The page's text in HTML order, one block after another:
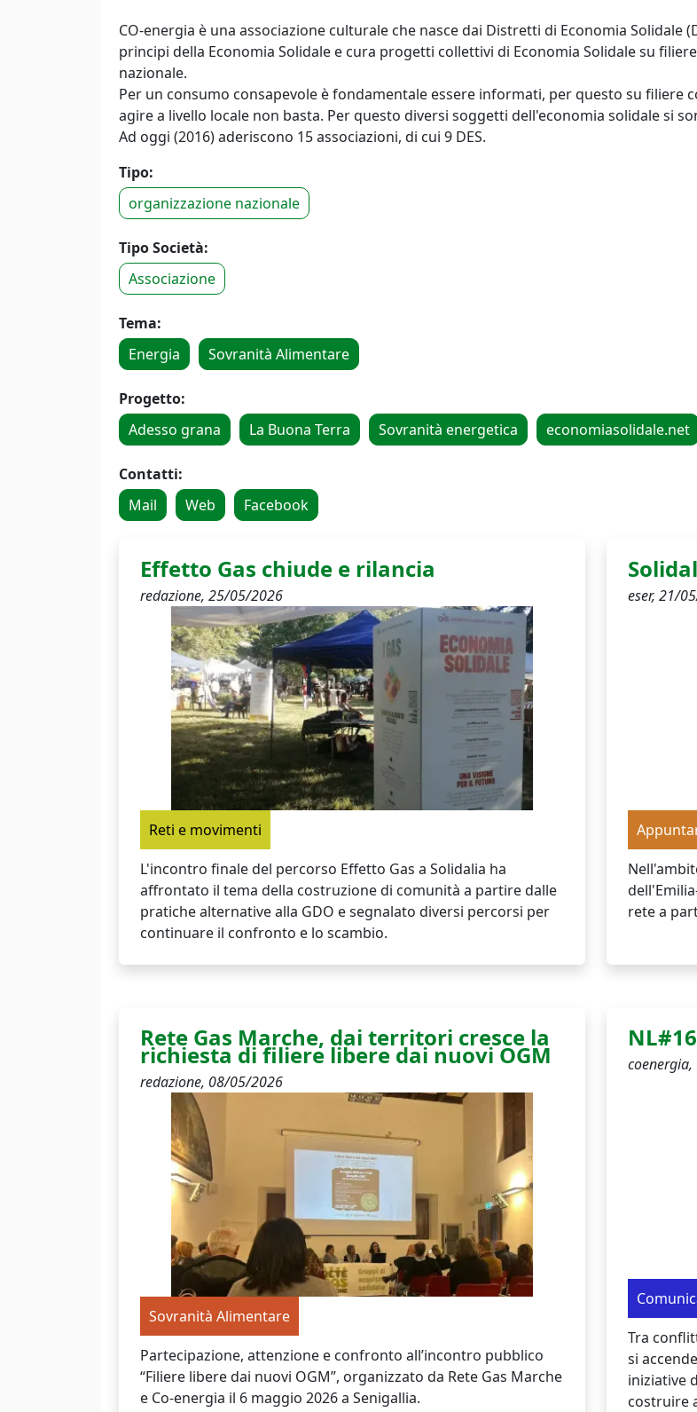
CO-energia è una associazione culturale che nasce dai Distretti di Economia Solidale
principi della Economia Solidale e cura progetti collettivi di Economia Solidale su
nazionale.
Per un consumo consapevole è fondamentale essere informati, per questo su filiere
agire a livello locale non basta. Per questo diversi soggetti dell'economia solidale si
Ad oggi (2016) aderiscono 15 associazioni, di cui 9 DES.
Tipo:
organizzazione nazionale
Tipo Società:
Associazione
Tema:
Energia
Sovranità Alimentare
Progetto:
Adesso grana
La Buona Terra Sovranità energetica economiasolidale.net
Contatti:
Mail
Web Facebook
Effetto Gas chiude e rilancia
redazione, 25/05/2026
Reti e movimenti
L'incontro finale del percorso Effetto Gas a Solidalia ha
affrontato il tema della costruzione di comunità a partire dalle
pratiche alternative alla GDO e segnalato diversi percorsi per
continuare il confronto e lo scambio.
eser, 21/
rete a
Rete Gas Marche, dai territori cresce la
richiesta di filiere libere dai nuovi OGM
redazione, 08/05/2026
Sovranità Alimentare
Partecipazione, attenzione e confronto all’incontro pubblico
“Filiere libere dai nuovi OGM”, organizzato da Rete Gas Marche
e Co-energia il 6 maggio 2026 a Senigallia.
coenergia,
Tra
si
iniziative
costruire